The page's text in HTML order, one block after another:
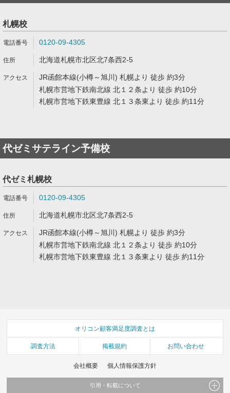
札幌校
0120-09-4305
北海道札幌市北区北7条西2-5
JR函館本線(小樽～旭川) 札幌より 徒歩 約3分
札幌市営地下鉄南北線 北１２条より 徒歩 約10分
札幌市営地下鉄東豊線 北１３条東より 徒歩 約11分
代ゼミサテライン予備校
代ゼミ札幌校
0120-09-4305
北海道札幌市北区北7条西2-5
JR函館本線(小樽～旭川) 札幌より 徒歩 約3分
札幌市営地下鉄南北線 北１２条より 徒歩 約10分
札幌市営地下鉄東豊線 北１３条東より 徒歩 約11分
オリコン顧客満足度調査とは
調査方法 掲載規約 お問い合わせ
会社概要 個人情報保護方針
引用・転載について